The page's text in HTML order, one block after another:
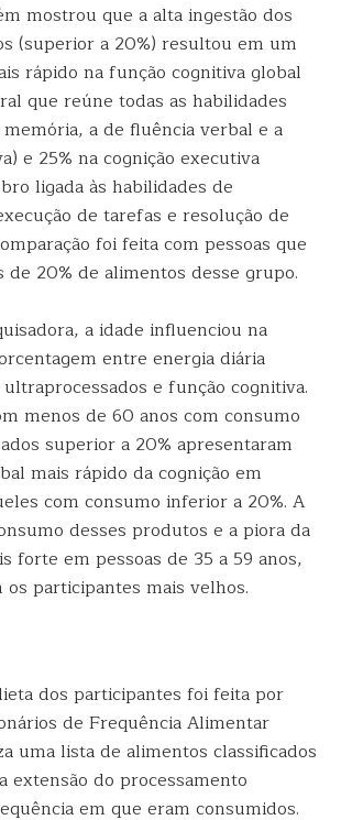
mostrou que a alta ingestão dos
(superior a 20%) resultou em um
rápido na função cognitiva global
que reúne todas as habilidades
a de fluência verbal e a
e 25% na cognição executiva
ligada às habilidades de
de tarefas e resolução de
foi feita com pessoas que
de 20% de alimentos desse grupo.
a idade influenciou na
entre energia diária
e função cognitiva.
menos de 60 anos com consumo
superior a 20% apresentaram
mais rápido da cognição em
com consumo inferior a 20%. A
desses produtos e a piora da
forte em pessoas de 35 a 59 anos,
os participantes mais velhos.
dos participantes foi feita por
de Frequência Alimentar
uma lista de alimentos classificados
extensão do processamento
em que eram consumidos.